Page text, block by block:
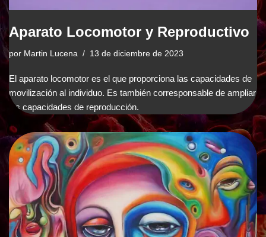
Aparato Locomotor y Reproductivo
por Martin Lucena 13 de diciembre de 2023
El aparato locomotor es el que proporciona las capacidades de
movilización al individuo. Es también corresponsable de ampliar
las capacidades de reproducción.